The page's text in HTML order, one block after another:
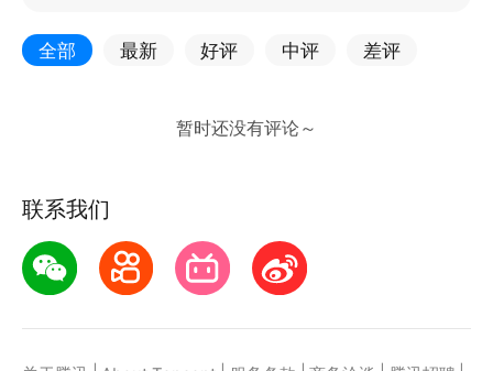
全部 最新 好评 中评 差评
联系我们